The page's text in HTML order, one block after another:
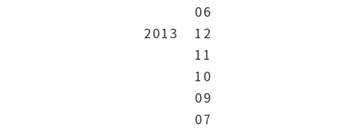
06
2013
12
11
10
09
07